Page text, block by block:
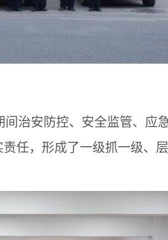
治安防控、安全监管、应
任，形成了一级抓一级、